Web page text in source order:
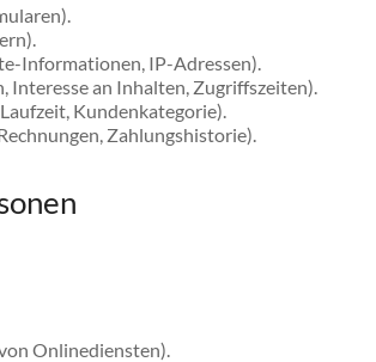
Informationen, IP-Adressen).
Interesse an Inhalten, Zugriffszeiten).
Kundenkategorie).
Zahlungshistorie).
Onlinediensten).